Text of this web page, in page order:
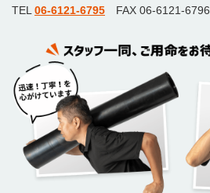
TEL 06-6121-6795 FAX 06-6121-6796